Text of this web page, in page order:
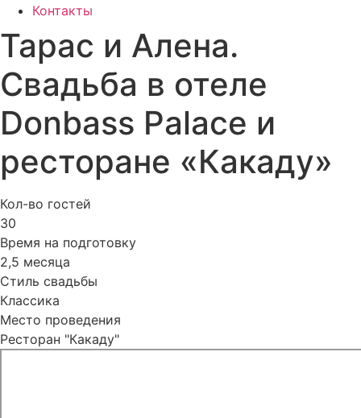
Контакты
Тарас и Алена.
Свадьба в отеле
Donbass Palace и
ресторане «Какаду»
Кол-во гостей
30
Время на подготовку
2,5 месяца
Стиль свадьбы
Классика
Место проведения
Ресторан "Какаду"